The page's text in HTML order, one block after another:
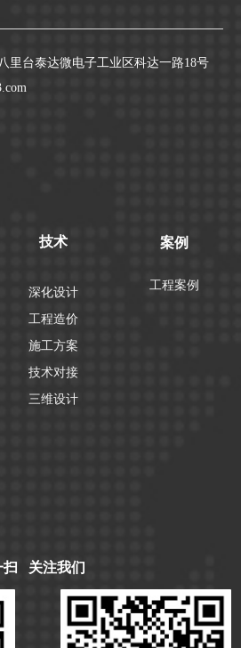
里台泰达微电子工业区科达一路18号
技术
深化设计
工程造价
施工方案
技术对接
三维设计
案例
工程案例
扫 关注我们